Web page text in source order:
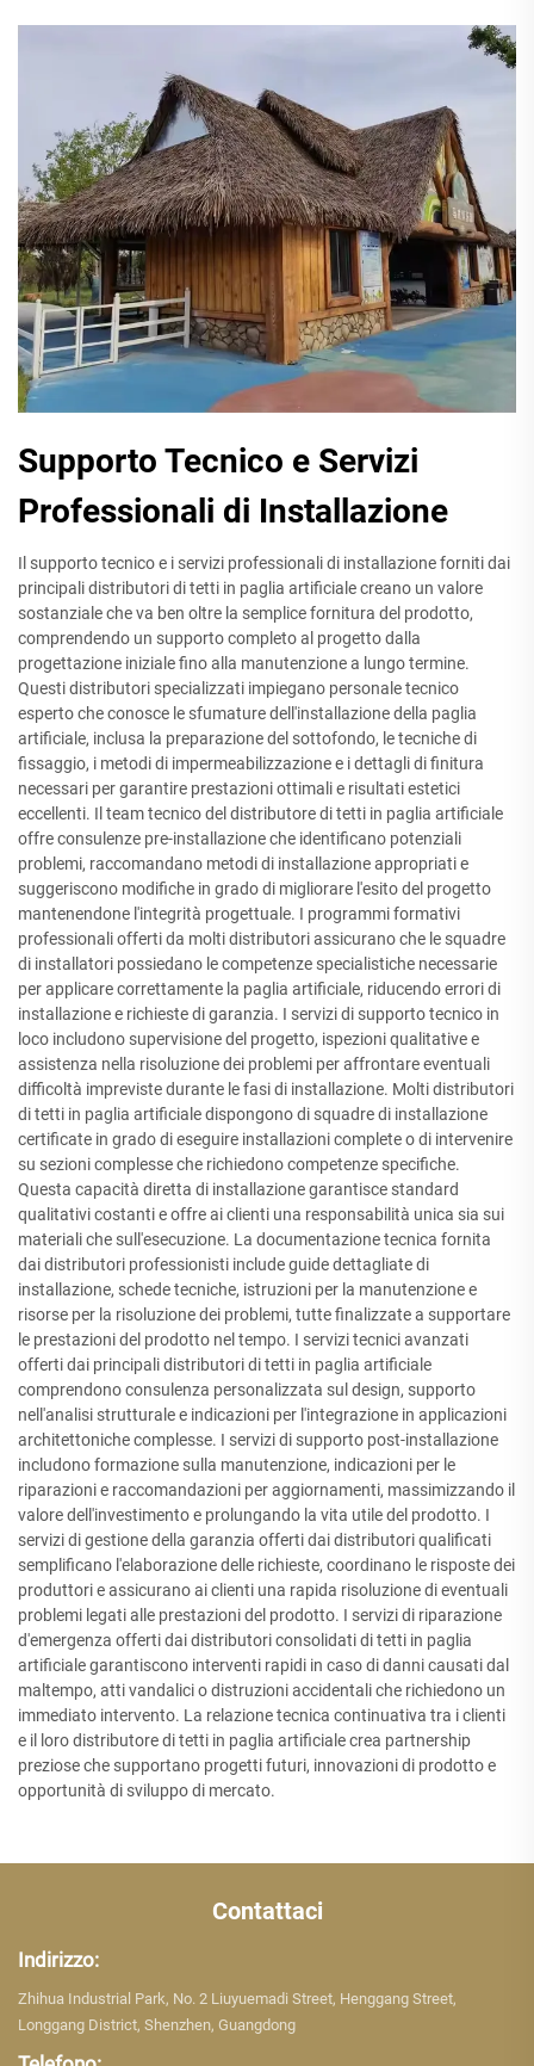
Supporto Tecnico e Servizi
Professionali di Installazione
Il supporto tecnico e i servizi professionali di installazione forniti dai
principali distributori di tetti in paglia artificiale creano un valore
sostanziale che va ben oltre la semplice fornitura del prodotto,
comprendendo un supporto completo al progetto dalla
progettazione iniziale fino alla manutenzione a lungo termine.
Questi distributori specializzati impiegano personale tecnico
esperto che conosce le sfumature dell'installazione della paglia
artificiale, inclusa la preparazione del sottofondo, le tecniche di
fissaggio, i metodi di impermeabilizzazione e i dettagli di finitura
necessari per garantire prestazioni ottimali e risultati estetici
eccellenti. Il team tecnico del distributore di tetti in paglia artificiale
offre consulenze pre-installazione che identificano potenziali
problemi, raccomandano metodi di installazione appropriati e
suggeriscono modifiche in grado di migliorare l'esito del progetto
mantenendone l'integrità progettuale. I programmi formativi
professionali offerti da molti distributori assicurano che le squadre
di installatori possiedano le competenze specialistiche necessarie
per applicare correttamente la paglia artificiale, riducendo errori di
installazione e richieste di garanzia. I servizi di supporto tecnico in
loco includono supervisione del progetto, ispezioni qualitative e
assistenza nella risoluzione dei problemi per affrontare eventuali
difficoltà impreviste durante le fasi di installazione. Molti distributori
di tetti in paglia artificiale dispongono di squadre di installazione
certificate in grado di eseguire installazioni complete o di intervenire
su sezioni complesse che richiedono competenze specifiche.
Questa capacità diretta di installazione garantisce standard
qualitativi costanti e offre ai clienti una responsabilità unica sia sui
materiali che sull'esecuzione. La documentazione tecnica fornita
dai distributori professionisti include guide dettagliate di
installazione, schede tecniche, istruzioni per la manutenzione e
risorse per la risoluzione dei problemi, tutte finalizzate a supportare
le prestazioni del prodotto nel tempo. I servizi tecnici avanzati
offerti dai principali distributori di tetti in paglia artificiale
comprendono consulenza personalizzata sul design, supporto
nell'analisi strutturale e indicazioni per l'integrazione in applicazioni
architettoniche complesse. I servizi di supporto post-installazione
includono formazione sulla manutenzione, indicazioni per le
riparazioni e raccomandazioni per aggiornamenti, massimizzando il
valore dell'investimento e prolungando la vita utile del prodotto. I
servizi di gestione della garanzia offerti dai distributori qualificati
semplificano l'elaborazione delle richieste, coordinano le risposte dei
produttori e assicurano ai clienti una rapida risoluzione di eventuali
problemi legati alle prestazioni del prodotto. I servizi di riparazione
d'emergenza offerti dai distributori consolidati di tetti in paglia
artificiale garantiscono interventi rapidi in caso di danni causati dal
maltempo, atti vandalici o distruzioni accidentali che richiedono un
immediato intervento. La relazione tecnica continuativa tra i clienti
e il loro distributore di tetti in paglia artificiale crea partnership
preziose che supportano progetti futuri, innovazioni di prodotto e
opportunità di sviluppo di mercato.
Contattaci
Indirizzo:
Zhihua Industrial Park, No. 2 Liuyuemadi Street, Henggang Street,
Longgang District, Shenzhen, Guangdong